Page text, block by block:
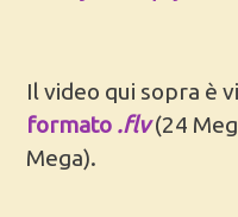
Il video qui sopra è
formato .flv(24
Mega).